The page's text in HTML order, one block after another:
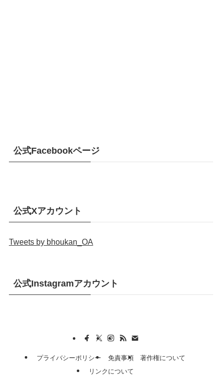
公式Facebookページ
公式Xアカウント
Tweets by bhoukan_OA
公式Instagramアカウント
プライバシーポリシー 免責事項
著作権について
リンクについて